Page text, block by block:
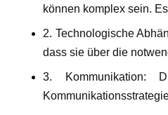
können komplex sein.
2. Technologische
dass sie über die
3. Kommunikation: